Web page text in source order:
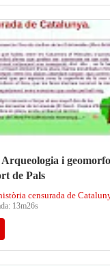
i
de Pals
censurada de
13m26s